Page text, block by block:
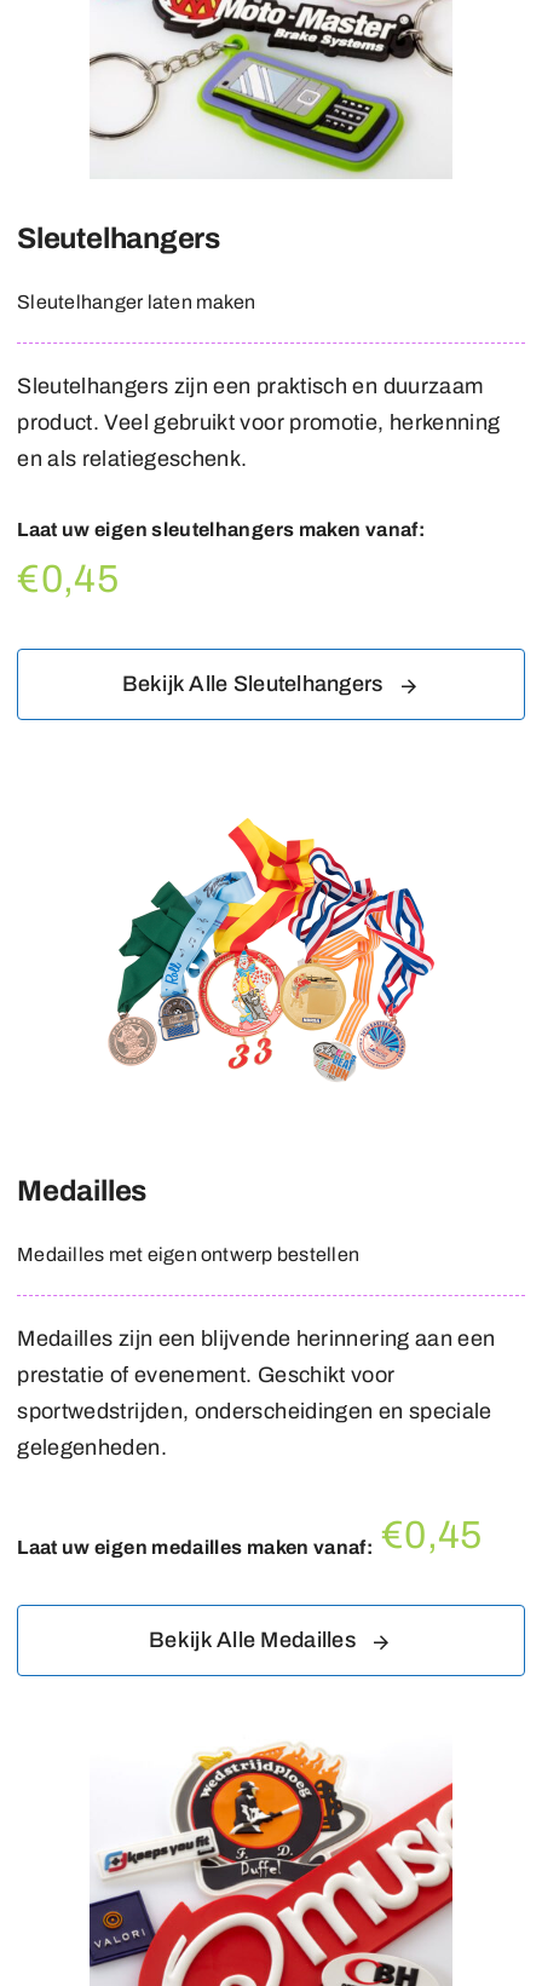
Sleutelhangers
Sleutelhanger laten maken
Sleutelhangers zijn een praktisch en duurzaam
product. Veel gebruikt voor promotie, herkenning
en als relatiegeschenk.
Laat uw eigen sleutelhangers maken vanaf:
€0,45
Bekijk Alle Sleutelhangers
Medailles
Medailles met eigen ontwerp bestellen
Medailles zijn een blijvende herinnering aan een
prestatie of evenement. Geschikt voor
sportwedstrijden, onderscheidingen en speciale
gelegenheden.
Laat uw eigen medailles maken vanaf: €0,45
Bekijk Alle Medailles